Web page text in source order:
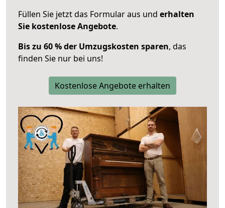
Füllen Sie jetzt das Formular aus und erhalten
Sie kostenlose Angebote.
Bis zu 60 % der Umzugskosten sparen, das
finden Sie nur bei uns!
Kostenlose Angebote erhalten